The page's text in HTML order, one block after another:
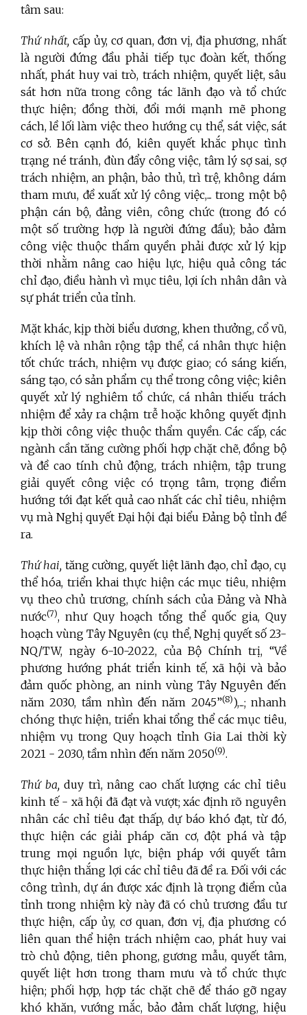
tâm sau:
Thứ nhất, cấp ủy, cơ quan, đơn vị, địa phương, nhất
là người đứng đầu phải tiếp tục đoàn kết, thống
nhất, phát huy vai trò, trách nhiệm, quyết liệt, sâu
sát hơn nữa trong công tác lãnh đạo và tổ chức
thực hiện; đồng thời, đổi mới mạnh mẽ phong
cách, lề lối làm việc theo hướng cụ thể, sát việc, sát
cơ sở. Bên cạnh đó, kiên quyết khắc phục tình
trạng né tránh, đùn đẩy công việc, tâm lý sợ sai, sợ
trách nhiệm, an phận, bảo thủ, trì trệ, không dám
tham mưu, đề xuất xử lý công việc,... trong một bộ
phận cán bộ, đảng viên, công chức (trong đó có
một số trường hợp là người đứng đầu); bảo đảm
công việc thuộc thẩm quyền phải được xử lý kịp
thời nhằm nâng cao hiệu lực, hiệu quả công tác
chỉ đạo, điều hành vì mục tiêu, lợi ích nhân dân và
sự phát triển của tỉnh.
Mặt khác, kịp thời biểu dương, khen thưởng, cổ vũ,
khích lệ và nhân rộng tập thể, cá nhân thực hiện
tốt chức trách, nhiệm vụ được giao; có sáng kiến,
sáng tạo, có sản phẩm cụ thể trong công việc; kiên
quyết xử lý nghiêm tổ chức, cá nhân thiếu trách
nhiệm để xảy ra chậm trễ hoặc không quyết định
kịp thời công việc thuộc thẩm quyền. Các cấp, các
ngành cần tăng cường phối hợp chặt chẽ, đồng bộ
và đề cao tính chủ động, trách nhiệm, tập trung
giải quyết công việc có trọng tâm, trọng điểm
hướng tới đạt kết quả cao nhất các chỉ tiêu, nhiệm
vụ mà Nghị quyết Đại hội đại biểu Đảng bộ tỉnh đề
ra.
Thứ hai, tăng cường, quyết liệt lãnh đạo, chỉ đạo, cụ
thể hóa, triển khai thực hiện các mục tiêu, nhiệm
vụ theo chủ trương, chính sách của Đảng và Nhà
nước(7), như Quy hoạch tổng thể quốc gia, Quy
hoạch vùng Tây Nguyên (cụ thể, Nghị quyết số 23-
NQ/TW, ngày 6-10-2022, của Bộ Chính trị, “Về
phương hướng phát triển kinh tế, xã hội và bảo
đảm quốc phòng, an ninh vùng Tây Nguyên đến
năm 2030, tầm nhìn đến năm 2045”(8)),...; nhanh
chóng thực hiện, triển khai tổng thể các mục tiêu,
nhiệm vụ trong Quy hoạch tỉnh Gia Lai thời kỳ
2021 - 2030, tầm nhìn đến năm 2050(9).
Thứ ba, duy trì, nâng cao chất lượng các chỉ tiêu
kinh tế - xã hội đã đạt và vượt; xác định rõ nguyên
nhân các chỉ tiêu đạt thấp, dự báo khó đạt, từ đó,
thực hiện các giải pháp căn cơ, đột phá và tập
trung mọi nguồn lực, biện pháp với quyết tâm
thực hiện thắng lợi các chỉ tiêu đã đề ra. Đối với các
công trình, dự án được xác định là trọng điểm của
tỉnh trong nhiệm kỳ này đã có chủ trương đầu tư
thực hiện, cấp ủy, cơ quan, đơn vị, địa phương có
liên quan thể hiện trách nhiệm cao, phát huy vai
trò chủ động, tiên phong, gương mẫu, quyết tâm,
quyết liệt hơn trong tham mưu và tổ chức thực
hiện; phối hợp, hợp tác chặt chẽ để tháo gỡ ngay
khó khăn, vướng mắc, bảo đảm chất lượng, hiệu